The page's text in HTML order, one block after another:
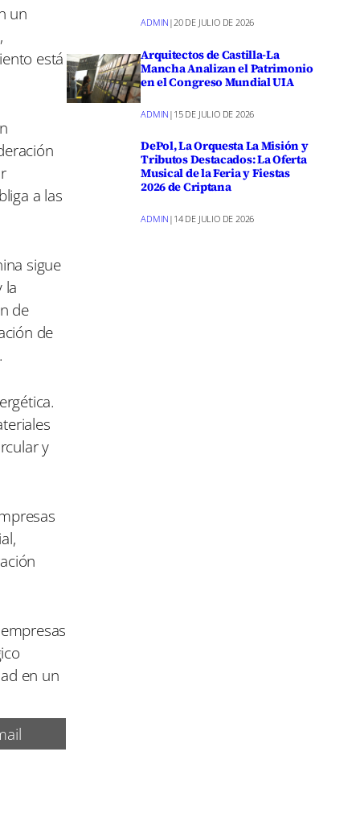
un
está
a las
sigue
la
de
de
y
en un
ADMIN |20 DE JULIO DE 2026
Arquitectos de Castilla-La
Mancha Analizan el Patrimonio
en el Congreso Mundial UIA
ADMIN | 15 DE JULIO DE 2026
DePol, La Orquesta La Misión y
Tributos Destacados: La Oferta
Musical de la Feria y Fiestas
2026 de Criptana
ADMIN | 14 DE JULIO DE 2026